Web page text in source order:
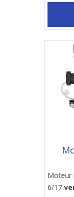
Moteur
6/17